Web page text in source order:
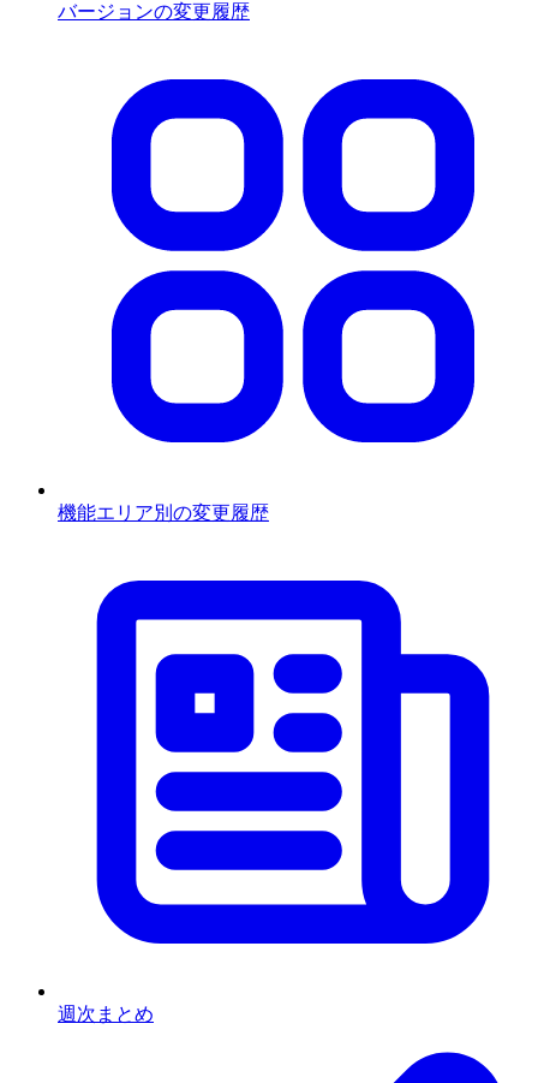
バージョンの変更履歴
機能エリア別の変更履歴
週次まとめ